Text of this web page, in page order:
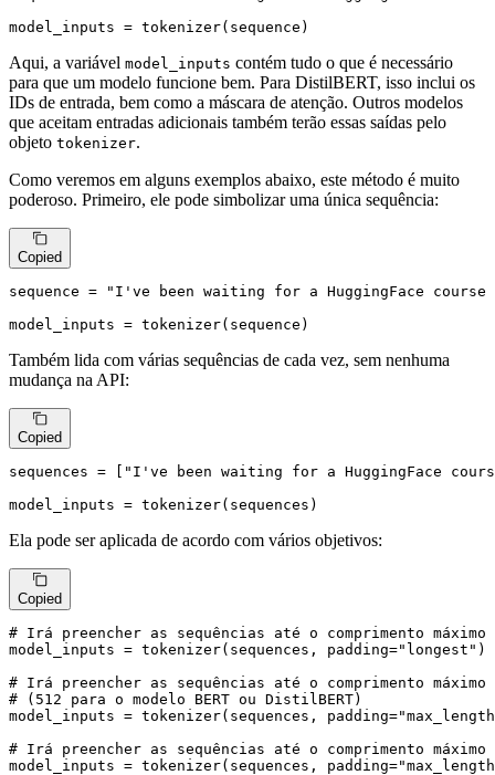
model_inputs = tokenizer(sequence)
Aqui, a variável model_inputs contém tudo o que é necessário
para que um modelo funcione bem. Para DistilBERT, isso inclui os
IDs de entrada, bem como a máscara de atenção. Outros modelos
que aceitam entradas adicionais também terão essas saídas pelo
objeto tokenizer.
Como veremos em alguns exemplos abaixo, este método é muito
poderoso. Primeiro, ele pode simbolizar uma única sequência:
Copied
sequence =
"I've been waiting for a HuggingFace
model_inputs = tokenizer(sequence)
Também lida com várias sequências de cada vez, sem nenhuma
mudança na API:
Copied
sequences = [
"I've been waiting for a HuggingFace
model_inputs = tokenizer(sequences)
Ela pode ser aplicada de acordo com vários objetivos:
Copied
# Irá preencher as sequências até o comprimento máximo
model_inputs = tokenizer(sequences, padding="longest" )
# Irá preencher as sequências até o comprimento máximo
# (512 para o modelo BERT ou DistilBERT)
model_inputs = tokenizer(sequences, padding=
# Irá preencher as sequências até o comprimento
model_inputs = tokenizer(sequences, padding=